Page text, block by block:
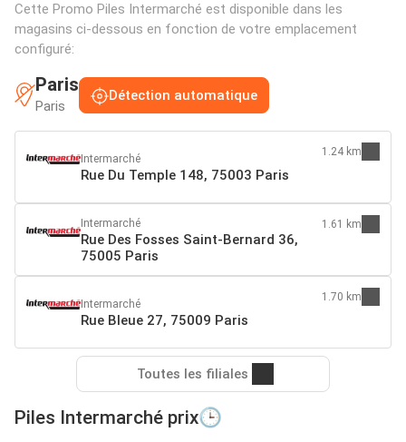
Cette Promo Piles Intermarché est disponible dans les
magasins ci-dessous en fonction de votre emplacement
configuré:
Paris
Paris
Détection automatique
Intermarché
Rue Du Temple 148, 75003 Paris
1.24 km
Intermarché
Rue Des Fosses Saint-Bernard 36,
75005 Paris
1.61 km
Intermarché
Rue Bleue 27, 75009 Paris
1.70 km
Toutes les filiales
Piles Intermarché prix🕒